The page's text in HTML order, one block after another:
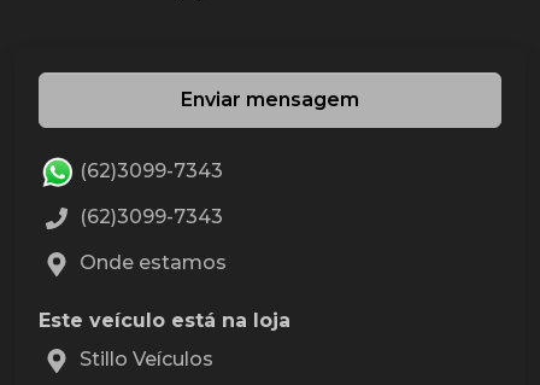
Enviar mensagem
(62)3099-7343
(62)3099-7343
Onde estamos
Este veículo está na loja
Stillo Veículos